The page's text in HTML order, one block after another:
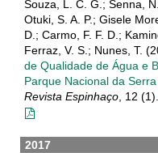
Souza, L. C. G.; Senna,
Otuki, S. A. P.; Gisele
D.; Carmo, F. F. D.;
Ferraz, V. S.; Nunes, T.
de Qualidade de Água e
Parque Nacional da
Revista Espinhaço, 12 (1).
2017